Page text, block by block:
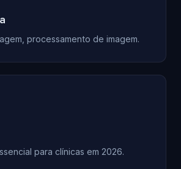
processamento de imagem.
para clínicas em 2026.